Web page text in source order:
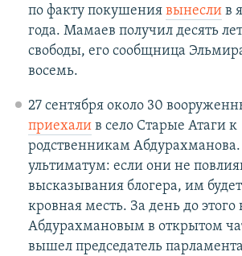
по факту покушения вынеслив
года. Мамаев получил десять
свободы, его сообщница
восемь.
27 сентября около 30
приехалив село Старые Атаги к
родственникам
ультиматум: если они не
высказывания блогера, им
кровная месть. За день до этого
Абдурахмановым в открытом
вышел председатель